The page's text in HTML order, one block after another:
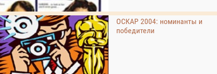
ОСКАР 2004: номинанты и
победители